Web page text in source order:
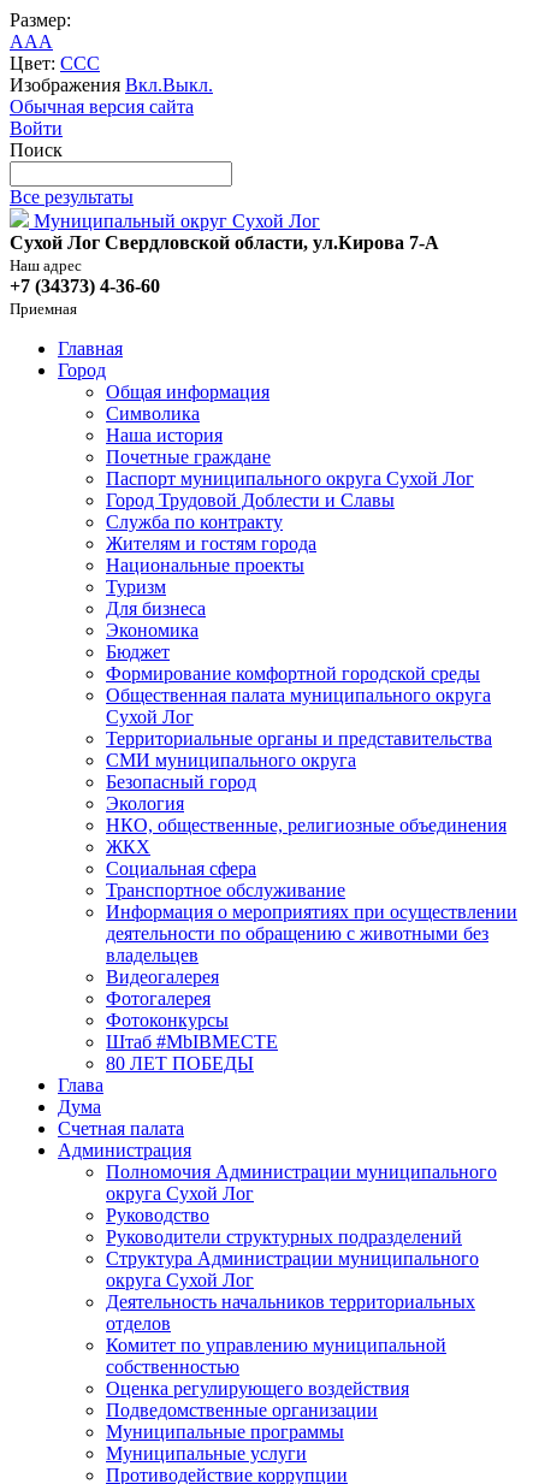
Размер:
AAA
Цвет: CCC
Изображения Вкл.Выкл.
Обычная версия сайта
Войти
Поиск
Все результаты
Муниципальный округ Сухой Лог
Сухой Лог Свердловской области, ул.Кирова 7-А
Наш адрес
+7 (34373) 4-36-60
Приемная
Главная
Город
Общая информация
Символика
Наша история
Почетные граждане
Паспорт муниципального округа Сухой Лог
Город Трудовой Доблести и Славы
Служба по контракту
Жителям и гостям города
Национальные проекты
Туризм
Для бизнеса
Экономика
Бюджет
Формирование комфортной городской среды
Общественная палата муниципального округа
Сухой Лог
Территориальные органы и представительства
СМИ муниципального округа
Безопасный город
Экология
НКО, общественные, религиозные объединения
ЖКХ
Социальная сфера
Транспортное обслуживание
Информация о мероприятиях при осуществлении
деятельности по обращению с животными без
владельцев
Видеогалерея
Фотогалерея
Фотоконкурсы
Штаб #MbIBMECTE
80 ЛЕТ ПОБЕДЫ
Глава
Дума
Счетная палата
Администрация
Полномочия Администрации муниципального
округа Сухой Лог
Руководство
Руководители структурных подразделений
Структура Администрации муниципального
округа Сухой Лог
Деятельность начальников территориальных
отделов
Комитет по управлению муниципальной
собственностью
Оценка регулирующего воздействия
Подведомственные организации
Муниципальные программы
Муниципальные услуги
Противодействие коррупции